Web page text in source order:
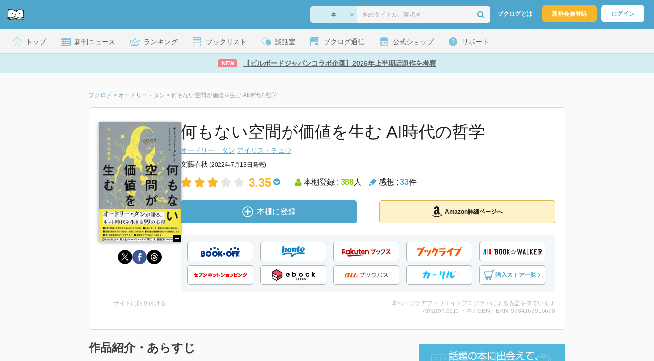
ブクログとは 新規会員登録 ログイン
トップ 新刊ニュース ランキング ブックリスト 談話室 ブクログ通信 公式ショップ サポート
NEW 【ビルボードジャパンコラボ企画】2026年上半期話題作を考察
ブクログ > オードリー・タン > 何もない空間が価値を生む AI時代の哲学
何もない空間が価値を生む AI時代の哲学
オードリー・タン アイリス・チュウ
文藝春秋 (2022年7月13日発売)
3.35 本棚登録 : 388人 感想 : 33件
本棚に登録 Amazon詳細ページへ
購入ストア一覧
サイトに貼り付ける
本ページはアフィリエイトプログラムによる収益を得ています
Amazon.co.jp ・本 / ISBN・EAN: 9784163915678
作品紹介・あらすじ